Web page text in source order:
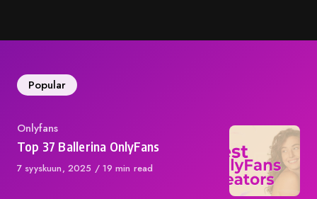
Popular
Category
Onlyfans
Top 37 Ballerina OnlyFans
Published
7 syyskuun, 2025 19 min read